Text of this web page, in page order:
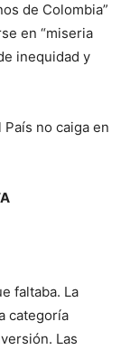
de Colombia”
en “miseria
inequidad y
no caiga en
faltaba. La
categoría
Las